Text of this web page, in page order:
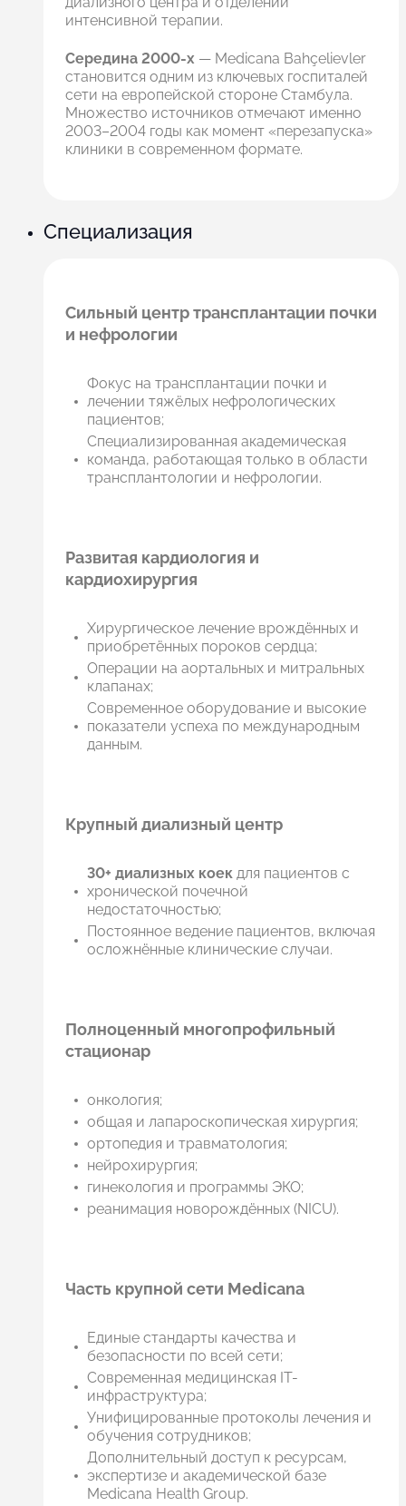
интенсивной терапии.
Середина 2000-х — Medicana Bahçelievler
становится одним из ключевых госпиталей
сети на европейской стороне Стамбула.
Множество источников отмечают именно
2003–2004 годы как момент «перезапуска»
клиники в современном формате.
Cпециализация
Сильный центр трансплантации почки
и нефрологии
Фокус на трансплантации почки и
лечении тяжёлых нефрологических
пациентов;
Специализированная академическая
команда, работающая только в области
трансплантологии и нефрологии.
Развитая кардиология и
кардиохирургия
Хирургическое лечение врождённых и
приобретённых пороков сердца;
Операции на аортальных и митральных
клапанах;
Современное оборудование и высокие
показатели успеха по международным
данным.
Крупный диализный центр
30+ диализных коек для пациентов с
хронической почечной
недостаточностью;
Постоянное ведение пациентов, включая
осложнённые клинические случаи.
Полноценный многопрофильный
стационар
онкология;
общая и лапароскопическая хирургия;
ортопедия и травматология;
нейрохирургия;
гинекология и программы ЭКО;
реанимация новорождённых (NICU).
Часть крупной сети Medicana
Единые стандарты качества и
безопасности по всей сети;
Современная медицинская IT-
инфраструктура;
Унифицированные протоколы лечения и
обучения сотрудников;
Дополнительный доступ к ресурсам,
экспертизе и академической базе
Medicana Health Group.